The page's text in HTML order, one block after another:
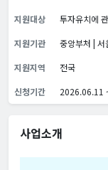
지원대상
투자유치에
지원기관
중앙부처 | 서
지원지역
전국
신청기간
2026.06.11
사업소개